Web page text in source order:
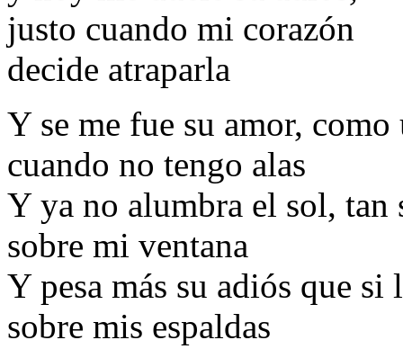
justo cuando mi corazón
decide atraparla
Y se me fue su amor,
cuando no tengo alas
Y ya no alumbra el sol, tan
sobre mi ventana
Y pesa más su adiós que
sobre mis espaldas